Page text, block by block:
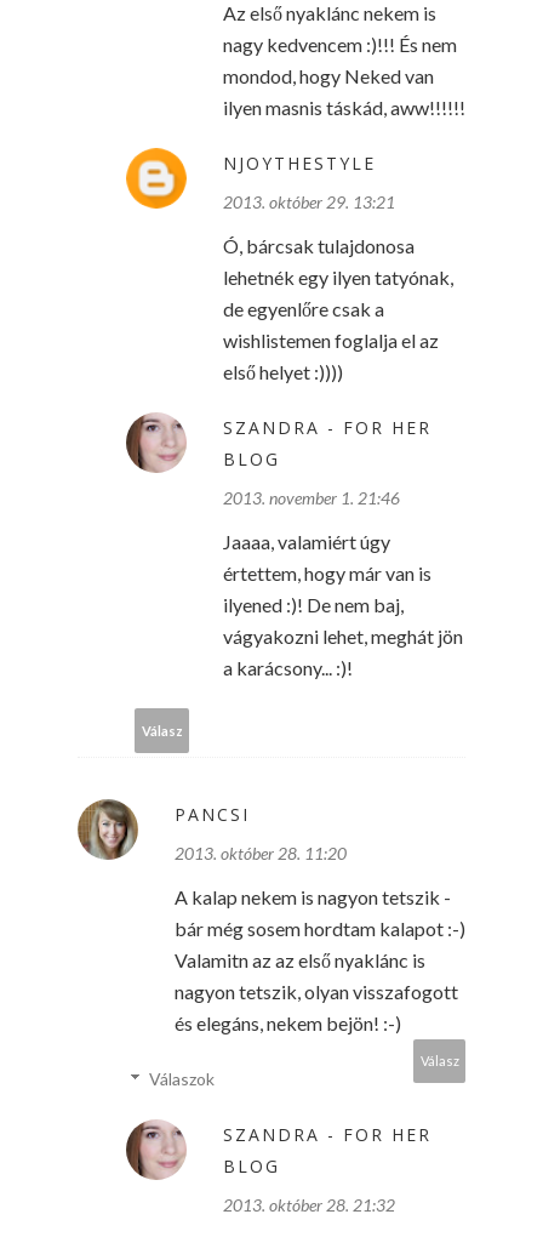
Az első nyaklánc nekem is
nagy kedvencem :)!!! És nem
mondod, hogy Neked van
ilyen masnis táskád, aww!!!!!!
NJOYTHESTYLE
2013. október 29. 13:21
Ó, bárcsak tulajdonosa
lehetnék egy ilyen tatyónak,
de egyenlőre csak a
wishlistemen foglalja el az
első helyet :))))
SZANDRA - FOR HER
BLOG
2013. november 1. 21:46
Jaaaa, valamiért úgy
értettem, hogy már van is
ilyened :)! De nem baj,
vágyakozni lehet, meghát jön
a karácsony... :)!
Válasz
PANCSI
2013. október 28. 11:20
A kalap nekem is nagyon tetszik -
bár még sosem hordtam kalapot :-)
Valamitn az az első nyaklánc is
nagyon tetszik, olyan visszafogott
és elegáns, nekem bejön! :-)
Válasz
Válaszok
SZANDRA - FOR HER
BLOG
2013. október 28. 21:32